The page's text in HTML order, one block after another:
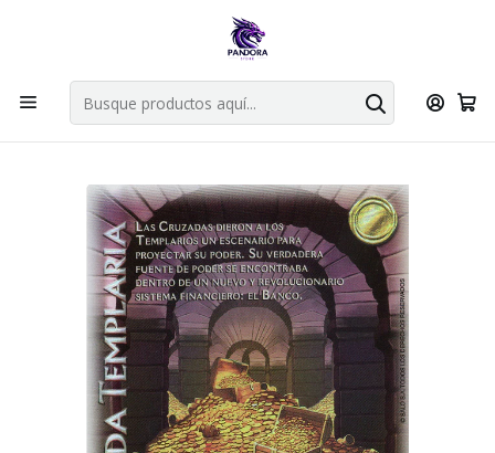
Por compras en cartas singles superiores a 49.990 el envio es
Explorar singles
Inicio Juegos de cartas TCG Mitos y Leyendas TCG
Singles Primer Bloque MYL Oro